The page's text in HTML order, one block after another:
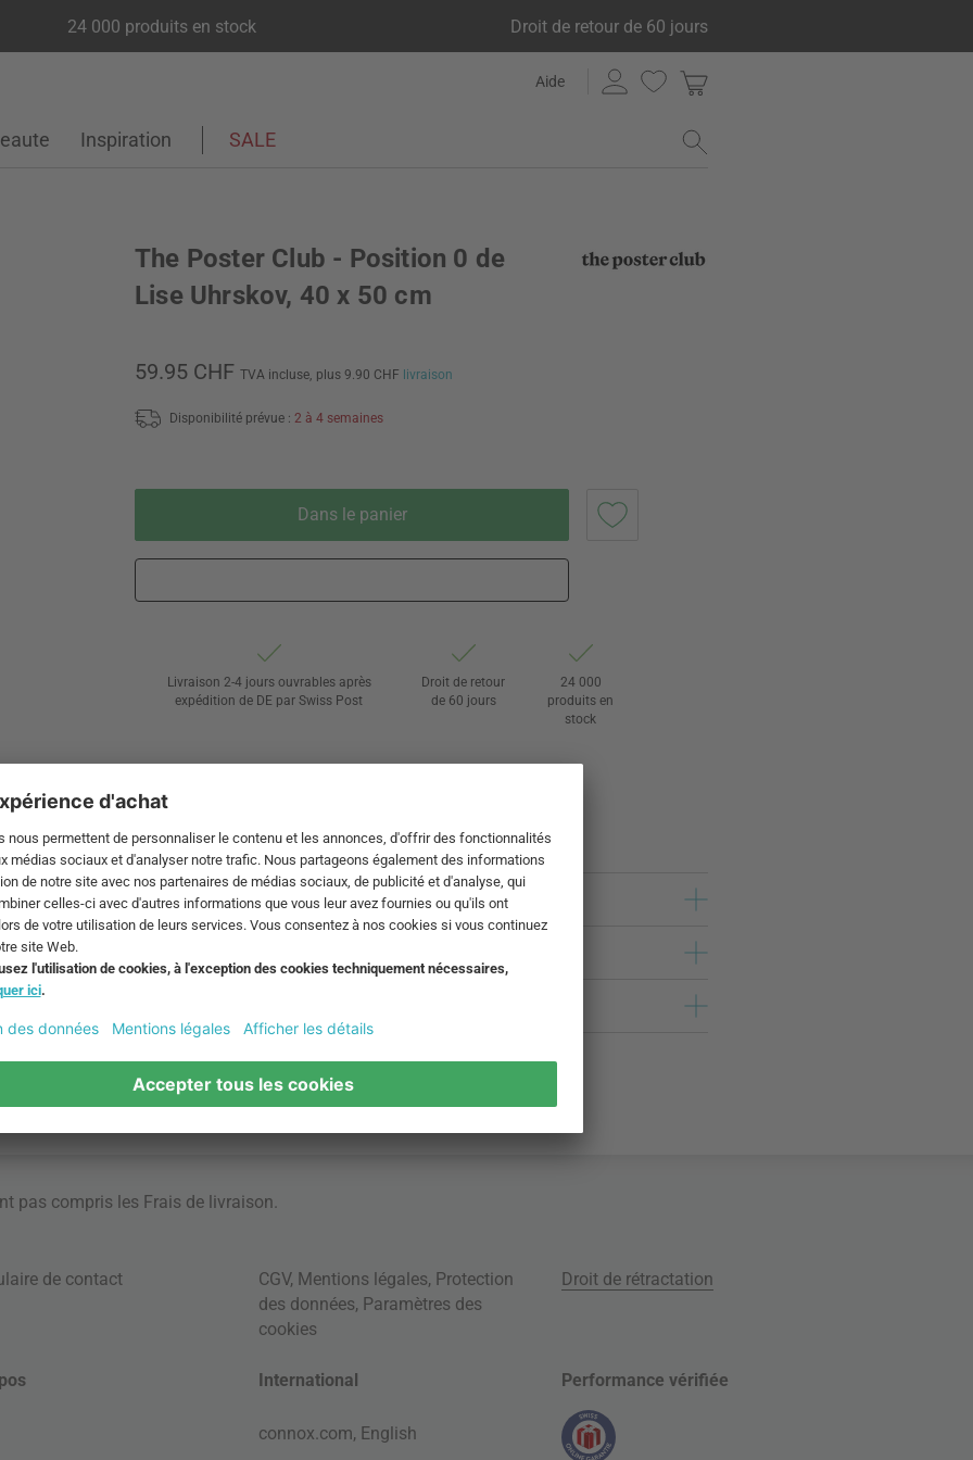
24 000 produits en stock Droit de retour de 60 jours
Aide
Inspiration SALE
The Poster Club - Position 0 de
Lise Uhrskov, 40 x 50 cm
59.95 CHF TVA incluse, plus 9.90 CHF livraison
Disponibilité prévue : 2 à 4 semaines
Dans le panier
Livraison 2-4 jours ouvrables après
expédition de DE par Swiss Post
Droit de retour
de 60 jours
24 000
produits en
stock
pas compris les Frais de livraison.
de contact CGV, Mentions légales, Protection
des données, Paramètres des
cookies
Droit de rétractation
International
connox.com, English
Performance vérifiée